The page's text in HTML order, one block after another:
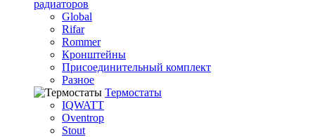
радиаторов
Global
Rifar
Rommer
Кронштейны
Присоединительный комплект
Разное
Термостаты
IQWATT
Oventrop
Stout